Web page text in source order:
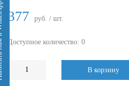
377 руб. / шт.
Доступное количество: 0
В корзину